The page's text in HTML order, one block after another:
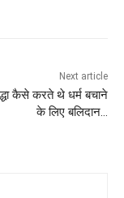
Next article
कैसे करते थे धर्म बचाने
के लिए बलिदान…